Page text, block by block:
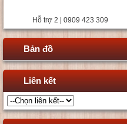
Hỗ trợ 2 | 0909 423 309
Bản đồ
Liên kết